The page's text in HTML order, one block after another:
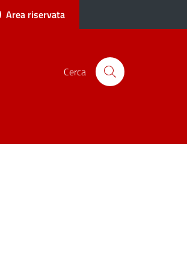
Area riservata
Cerca